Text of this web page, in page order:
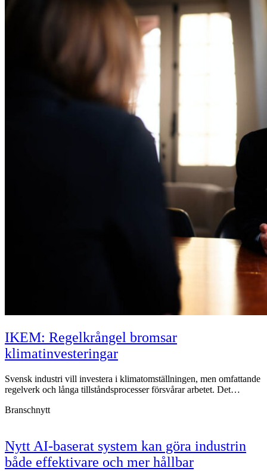
IKEM: Regelkrångel bromsar
klimatinvesteringar
Svensk industri vill investera i klimatomställningen, men omfattande
regelverk och långa tillståndsprocesser försvårar arbetet. Det…
Branschnytt
Nytt AI-baserat system kan göra industrin
både effektivare och mer hållbar